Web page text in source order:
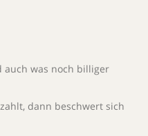
auch was noch billiger
dann beschwert sich